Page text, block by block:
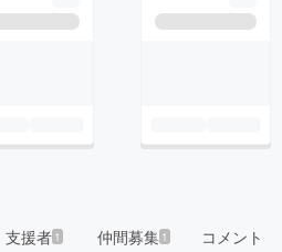
支援者 1 仲間募集 1 コメント